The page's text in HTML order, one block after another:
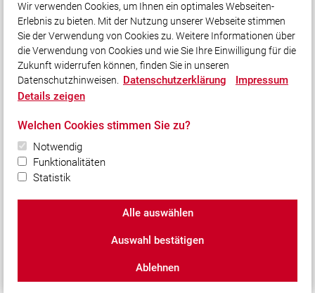
Landesfeuerwehrverband Bayern e.V.
Feuerwehr Lernbar Platform Bayern
Retterwochen 2024
Social Media
Bleiben Sie mit uns in Kontakt und vernetzen Sie sich
mit uns!
© 2026 Freiwillige Feuerwehr Kissing e.V.
Datenschutz|Cookie-Einstellungen
Wir verwenden Cookies, um Ihnen ein optimales Webseiten-
Erlebnis zu bieten. Mit der Nutzung unserer Webseite stimmen
Sie der Verwendung von Cookies zu. Weitere Informationen über
die Verwendung von Cookies und wie Sie Ihre Einwilligung für die
Zukunft widerrufen können, finden Sie in unseren
Datenschutzhinweisen. Datenschutzerklärung
Impressum
Details zeigen
Welchen Cookies stimmen Sie zu?
Notwendig
Funktionalitäten
Statistik
Alle auswählen
Auswahl bestätigen
Ablehnen